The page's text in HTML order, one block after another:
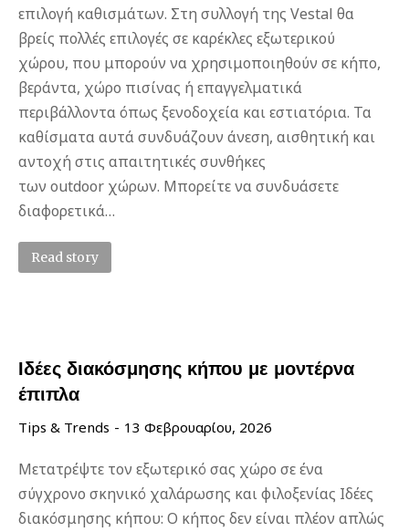
επιλογή καθισμάτων. Στη συλλογή της Vestal θα
βρείς πολλές επιλογές σε καρέκλες εξωτερικού
χώρου, που μπορούν να χρησιμοποιηθούν σε κήπο,
βεράντα, χώρο πισίνας ή επαγγελματικά
περιβάλλοντα όπως ξενοδοχεία και εστιατόρια. Τα
καθίσματα αυτά συνδυάζουν άνεση, αισθητική και
αντοχή στις απαιτητικές συνθήκες
των outdoor χώρων. Μπορείτε να συνδυάσετε
διαφορετικά…
Read story
Ιδέες διακόσμησης κήπου με μοντέρνα
έπιπλα
Tips & Trends 13 Φεβρουαρίου, 2026
Μετατρέψτε τον εξωτερικό σας χώρο σε ένα
σύγχρονο σκηνικό χαλάρωσης και φιλοξενίας Ιδέες
διακόσμησης κήπου: Ο κήπος δεν είναι πλέον απλώς